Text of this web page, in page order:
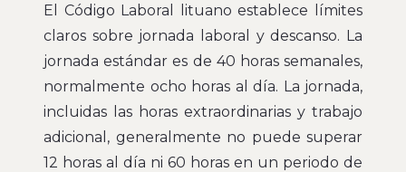
El Código Laboral lituano establece límites
claros sobre jornada laboral y descanso. La
jornada estándar es de 40 horas semanales,
normalmente ocho horas al día. La jornada,
incluidas las horas extraordinarias y trabajo
adicional, generalmente no puede superar
12 horas al día ni 60 horas en un periodo de